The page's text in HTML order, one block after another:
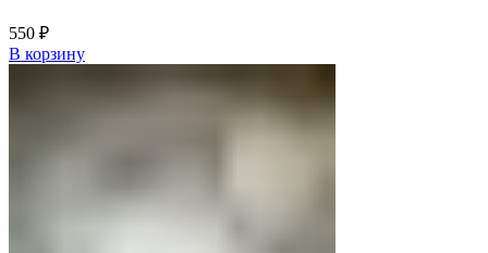
550 ₽
В корзину